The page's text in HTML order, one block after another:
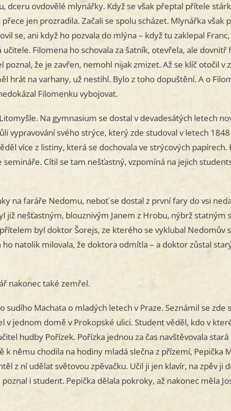
dceru ovdovělé mlynářky. Když se však přeptal přítele
jen prozradila. Začali se spolu scházet. Mlynářka však
se, ani když ho pozvala do mlýna – když tu zaklepal
Filomena ho schovala za šatník, otevřela, ale dovnitř
poznal, že je zavřen, nemohl nijak zmizet. Až se klíč otočil v
hrát na varhany, už nestihl. Bylo z toho dopuštění. A o
Filomenku vybojovat.
Na gymnasium se dostal v devadesátých letech
vypravování svého strýce, který zde studoval v letech
více z listiny, která se dochovala ve strýcových
semináře. Cítil se tam nešťastný, vzpomíná na jejich
na faráře Nedomu, neboť se dostal z první fary do vsi
již nešťastným, blouznivým Janem z Hrobu, nýbrž statným
byl doktor Šorejs, ze kterého se vyklubal Nedomův
natolik milovala, že doktora odmítla – a doktor zůstal
nakonec také zemřel.
Machata o mladých letech v Praze. Seznámil se zde
jednom domě v Prokopské ulici. Student věděl, kdo v
hudby Pořízek. Pořízka jednou za čas navštěvovala
němu chodila na hodiny mladá slečna z přízemí, Pepička
z ní udělat světovou zpěvačku. Učil ji jen klavír, na zpěv ji
i student. Pepička dělala pokroky, až nakonec měla